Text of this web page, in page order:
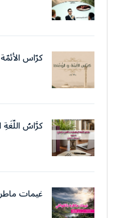
كرّاس
كرَّاسُ اللُّغَةِ
غيمات